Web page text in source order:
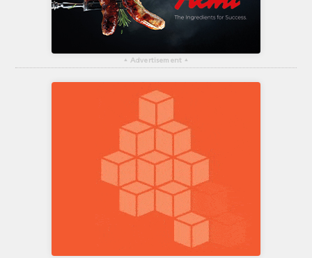
▴ Advertisement ▴